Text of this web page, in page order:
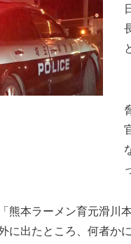
滑川
熊本ラーメン育元滑川
に出たところ、何者か